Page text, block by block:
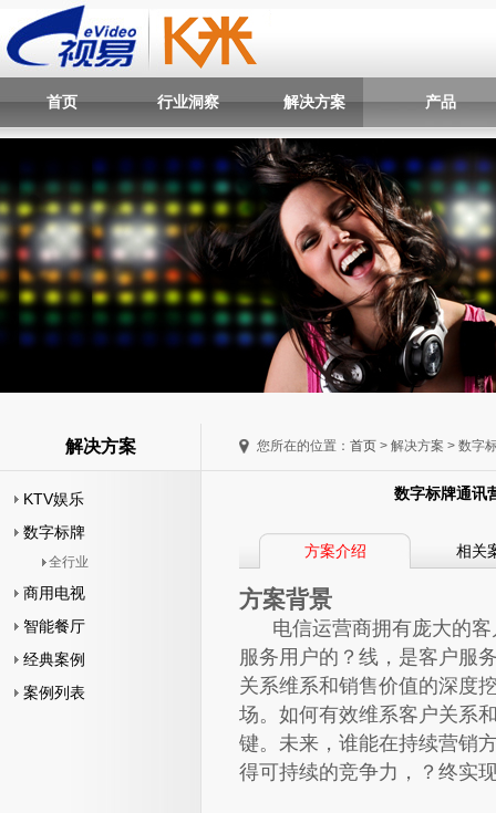
首页 行业洞察 解决方案 产品
解决方案
KTV娱乐
数字标牌
全行业
商用电视
智能餐厅
经典案例
案例列表
您所在的位置： 首页 > 解决方案 > 数字
数字标牌通讯
方案介绍 相关
方案背景
电信运营商拥有庞大的客
服务用户的？线，是客户服
关系维系和销售价值的深度
场。如何有效维系客户关系
键。未来，谁能在持续营销
得可持续的竞争力，？终实